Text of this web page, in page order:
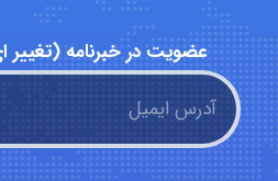
عضویت در خبرنامه (تغییر